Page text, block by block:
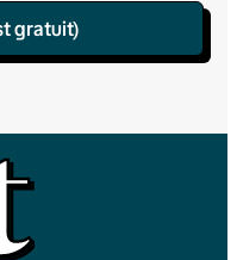
gratuit)